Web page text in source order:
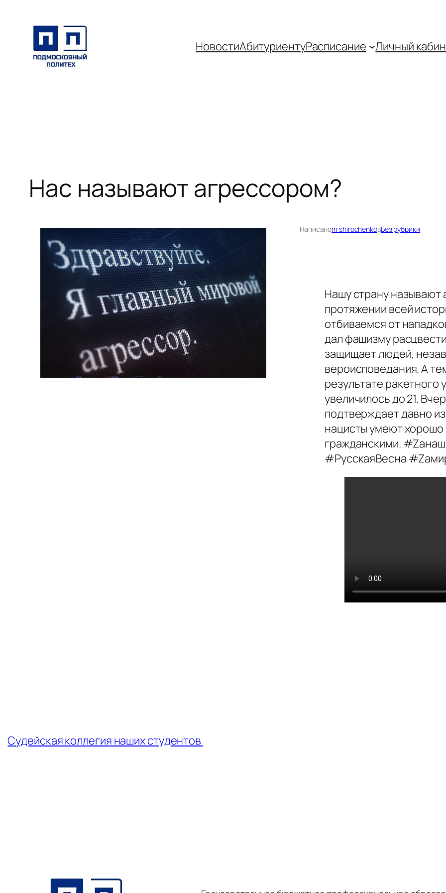
содержимому
НовостиАбитуриентуРаспиcание Личный
Нас называют агрессором?
Написаноm shirochenkoвБез рубрики
Нашу страну называют
протяжении всей
отбиваемся от
дал фашизму
защищает людей,
вероисповедания. А
результате ракетного
увеличилось до 21.
подтверждает давно
нацисты умеют
гражданскими.
#РусскаяВесна
Судейская коллегия наших студентов